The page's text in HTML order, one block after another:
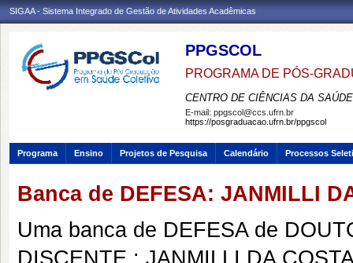
SIGAA - Sistema Integrado de Gestão de Atividades Acadêmicas
PPGSCOL
PROGRAMA DE PÓS-
CENTRO DE CIÊNCIAS DA SAÚDE
E-mail: ppgscol@ccs.ufrn.br
https://posgraduacao.ufrn.br/ppgscol
Programa Ensino Projetos de Pesquisa Calendário Processos
Banca de DEFESA: JANMILLI
Uma banca de DEFESA de
DISCENTE : JANMILLI DA